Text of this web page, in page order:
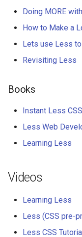
Doing MORE
How to Make a
Lets use Less to
Revisiting Less
Books
Instant Less
Less Web
Learning Less
Videos
Learning Less
Less (CSS pre-
Less CSS